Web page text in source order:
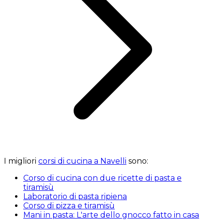
I migliori corsi di cucina a Navelli sono:
Corso di cucina con due ricette di pasta e
tiramisù
Laboratorio di pasta ripiena
Corso di pizza e tiramisù
Mani in pasta: L'arte dello gnocco fatto in casa